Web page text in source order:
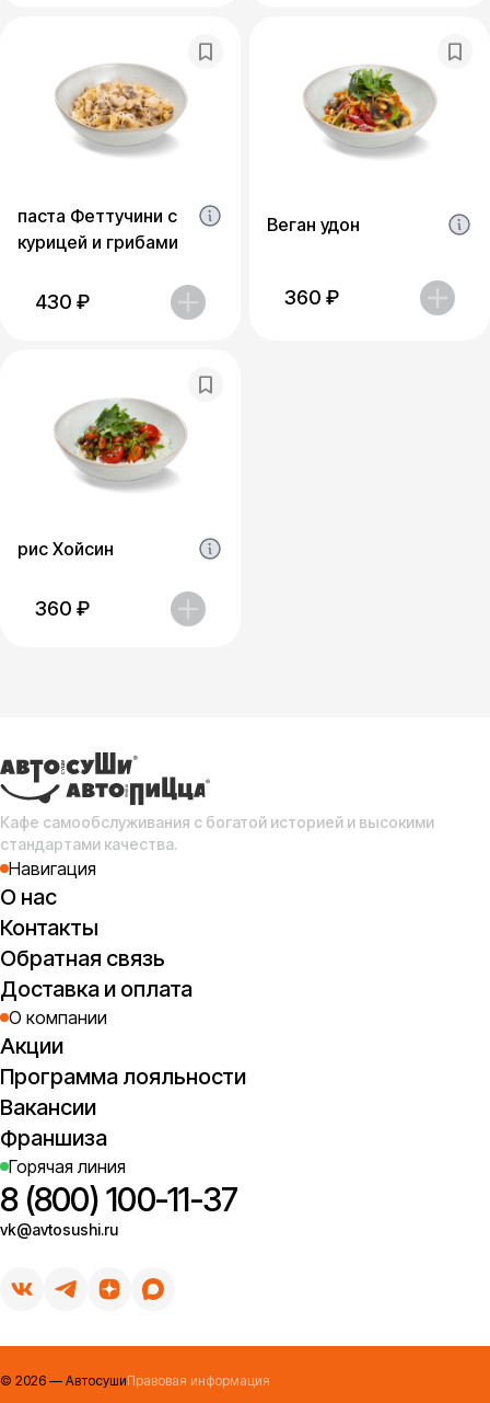
паста Феттучини с
курицей и грибами
430 ₽
Веган удон
360 ₽
рис Хойсин
360 ₽
Кафе самообслуживания с богатой историей и высокими
стандартами качества.
Навигация
О нас
Контакты
Обратная связь
Доставка и оплата
О компании
Акции
Программа лояльности
Вакансии
Франшиза
Горячая линия
8 (800) 100-11-37
vk@avtosushi.ru
© 2026 — АвтосушиПравовая информация